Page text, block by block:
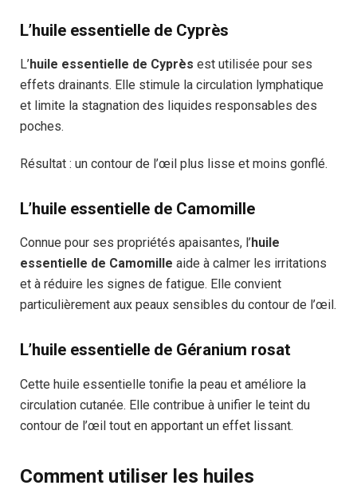
L’huile essentielle de Cyprès
L’huile essentielle de Cyprès est utilisée pour ses
effets drainants. Elle stimule la circulation lymphatique
et limite la stagnation des liquides responsables des
poches.
Résultat : un contour de l’œil plus lisse et moins gonflé.
L’huile essentielle de Camomille
Connue pour ses propriétés apaisantes, l’huile
essentielle de Camomille aide à calmer les irritations
et à réduire les signes de fatigue. Elle convient
particulièrement aux peaux sensibles du contour de l’œil.
L’huile essentielle de Géranium rosat
Cette huile essentielle tonifie la peau et améliore la
circulation cutanée. Elle contribue à unifier le teint du
contour de l’œil tout en apportant un effet lissant.
Comment utiliser les huiles